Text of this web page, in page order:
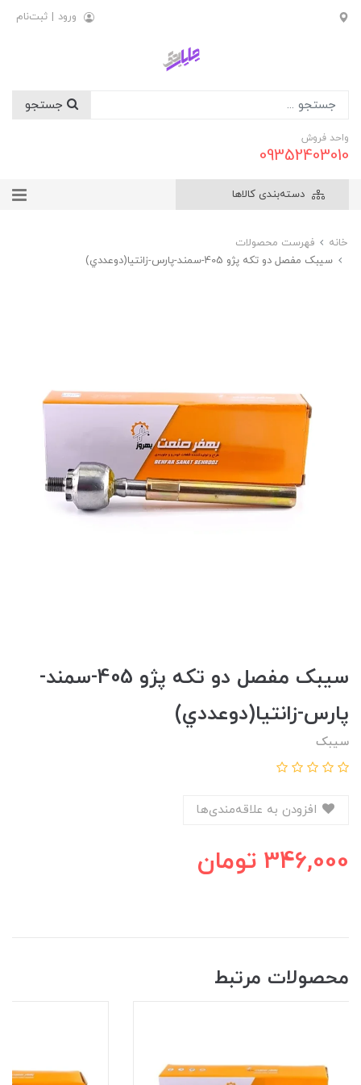
ورود | ثبت‌نام
واحد فروش
09352403010
دسته‌بندی کالاها
خانه
فهرست محصولات
سيبک مفصل دو تکه پژو 405-سمند-پارس-زانتيا(دوعددي)
سيبک مفصل دو تکه پژو 405-سمند-
پارس-زانتيا(دوعددي)
سیبک
346,000 تومان
محصولات مرتبط